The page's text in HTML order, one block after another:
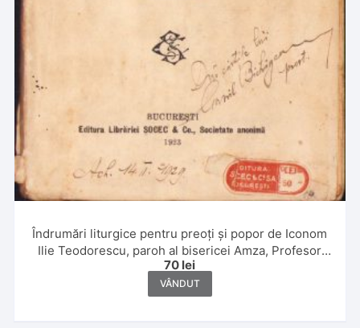
Îndrumări liturgice pentru preoți și popor de Iconom
Ilie Teodorescu, paroh al bisericei Amza, Profesor
secundar și Director al Seminarului Nifon Mitropolitul,
carte aprobată în sesiunea din toamna anului 1922 de
Consistoriul Superior Bisericesc și de Sfântul Sinod
70 lei
VÂNDUT